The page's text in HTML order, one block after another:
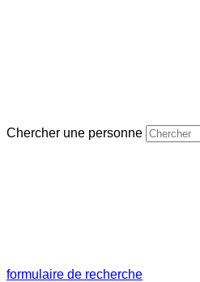
Chercher une personne
formulaire de recherche